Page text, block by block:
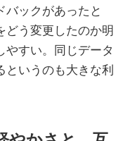
バックがあったと
どう変更したのか明
やすい。同じデータ
というのも大きな利